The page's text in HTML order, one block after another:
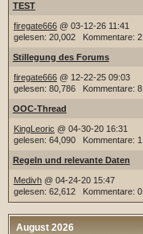
TEST
firegate666@ 03-12-26 11:41
gelesen: 20,002 Kommentare: 2
Stillegung des Forums
firegate666@ 12-22-25 09:03
gelesen: 80,786 Kommentare: 8
OOC-Thread
KingLeoric @ 04-30-20 16:31
gelesen: 64,090 Kommentare: 1
Regeln und relevante Daten
Medivh@ 04-24-20 15:47
gelesen: 62,612 Kommentare: 0
August 2026